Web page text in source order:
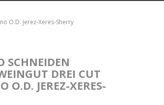
O.D. Jerez-Xeres-Sherry
SCHNEIDEN
DREI CUT
O.D. JEREZ-XERES-